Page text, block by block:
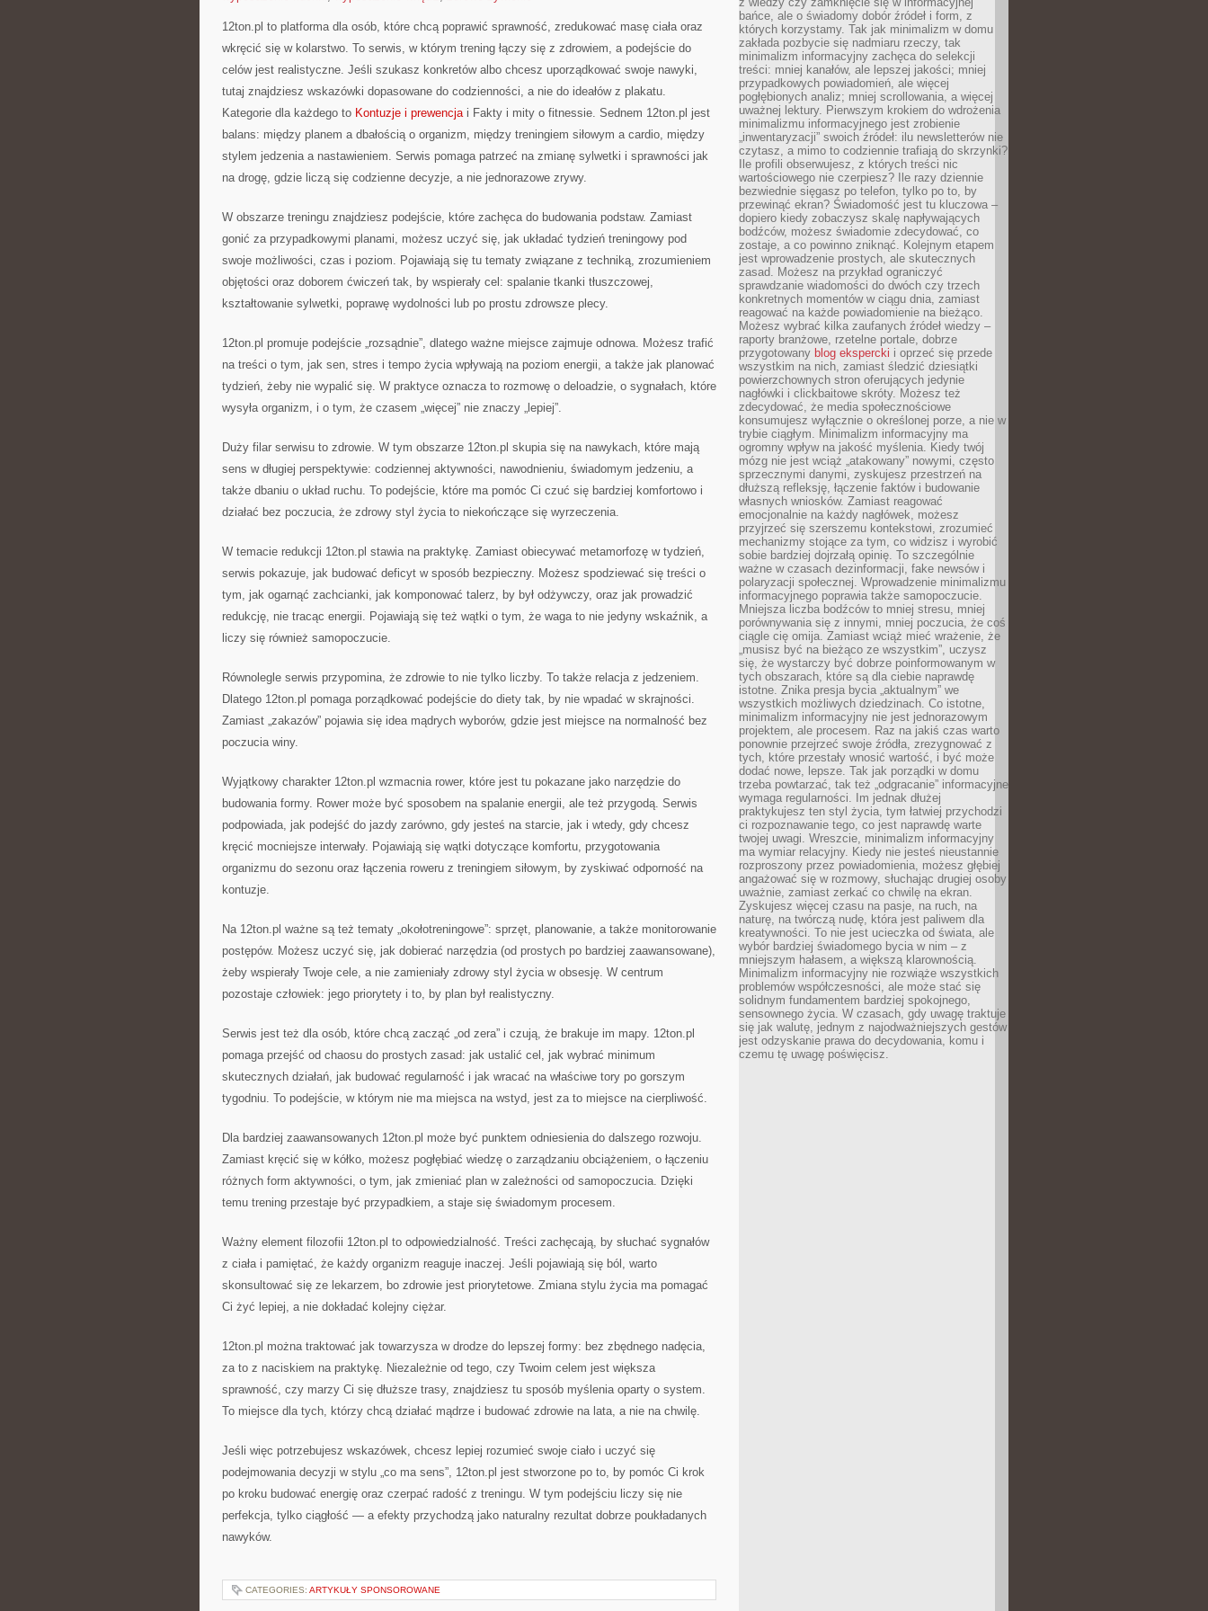
12ton.pl to platforma dla osób, które chcą poprawić sprawność, zredukować masę ciała oraz
wkręcić się w kolarstwo. To serwis, w którym trening łączy się z zdrowiem, a podejście do
celów jest realistyczne. Jeśli szukasz konkretów albo chcesz uporządkować swoje nawyki,
tutaj znajdziesz wskazówki dopasowane do codzienności, a nie do ideałów z plakatu.
Kategorie dla każdego to Kontuzje i prewencjai Fakty i mity o fitnessie. Sednem 12ton.pl jest
balans: między planem a dbałością o organizm, między treningiem siłowym a cardio, między
stylem jedzenia a nastawieniem. Serwis pomaga patrzeć na zmianę sylwetki i sprawności jak
na drogę, gdzie liczą się codzienne decyzje, a nie jednorazowe zrywy.
W obszarze treningu znajdziesz podejście, które zachęca do budowania podstaw. Zamiast
gonić za przypadkowymi planami, możesz uczyć się, jak układać tydzień treningowy pod
swoje możliwości, czas i poziom. Pojawiają się tu tematy związane z techniką, zrozumieniem
objętości oraz doborem ćwiczeń tak, by wspierały cel: spalanie tkanki tłuszczowej,
kształtowanie sylwetki, poprawę wydolności lub po prostu zdrowsze plecy.
12ton.pl promuje podejście „rozsądnie”, dlatego ważne miejsce zajmuje odnowa. Możesz trafić
na treści o tym, jak sen, stres i tempo życia wpływają na poziom energii, a także jak planować
tydzień, żeby nie wypalić się. W praktyce oznacza to rozmowę o deloadzie, o sygnałach, które
wysyła organizm, i o tym, że czasem „więcej” nie znaczy „lepiej”.
Duży filar serwisu to zdrowie. W tym obszarze 12ton.pl skupia się na nawykach, które mają
sens w długiej perspektywie: codziennej aktywności, nawodnieniu, świadomym jedzeniu, a
także dbaniu o układ ruchu. To podejście, które ma pomóc Ci czuć się bardziej komfortowo i
działać bez poczucia, że zdrowy styl życia to niekończące się wyrzeczenia.
W temacie redukcji 12ton.pl stawia na praktykę. Zamiast obiecywać metamorfozę w tydzień,
serwis pokazuje, jak budować deficyt w sposób bezpieczny. Możesz spodziewać się treści o
tym, jak ogarnąć zachcianki, jak komponować talerz, by był odżywczy, oraz jak prowadzić
redukcję, nie tracąc energii. Pojawiają się też wątki o tym, że waga to nie jedyny wskaźnik, a
liczy się również samopoczucie.
Równolegle serwis przypomina, że zdrowie to nie tylko liczby. To także relacja z jedzeniem.
Dlatego 12ton.pl pomaga porządkować podejście do diety tak, by nie wpadać w skrajności.
Zamiast „zakazów” pojawia się idea mądrych wyborów, gdzie jest miejsce na normalność bez
poczucia winy.
Wyjątkowy charakter 12ton.pl wzmacnia rower, które jest tu pokazane jako narzędzie do
budowania formy. Rower może być sposobem na spalanie energii, ale też przygodą. Serwis
podpowiada, jak podejść do jazdy zarówno, gdy jesteś na starcie, jak i wtedy, gdy chcesz
kręcić mocniejsze interwały. Pojawiają się wątki dotyczące komfortu, przygotowania
organizmu do sezonu oraz łączenia roweru z treningiem siłowym, by zyskiwać odporność na
kontuzje.
Na 12ton.pl ważne są też tematy „okołotreningowe”: sprzęt, planowanie, a także monitorowanie
postępów. Możesz uczyć się, jak dobierać narzędzia (od prostych po bardziej zaawansowane),
żeby wspierały Twoje cele, a nie zamieniały zdrowy styl życia w obsesję. W centrum
pozostaje człowiek: jego priorytety i to, by plan był realistyczny.
Serwis jest też dla osób, które chcą zacząć „od zera” i czują, że brakuje im mapy. 12ton.pl
pomaga przejść od chaosu do prostych zasad: jak ustalić cel, jak wybrać minimum
skutecznych działań, jak budować regularność i jak wracać na właściwe tory po gorszym
tygodniu. To podejście, w którym nie ma miejsca na wstyd, jest za to miejsce na cierpliwość.
Dla bardziej zaawansowanych 12ton.pl może być punktem odniesienia do dalszego rozwoju.
Zamiast kręcić się w kółko, możesz pogłębiać wiedzę o zarządzaniu obciążeniem, o łączeniu
różnych form aktywności, o tym, jak zmieniać plan w zależności od samopoczucia. Dzięki
temu trening przestaje być przypadkiem, a staje się świadomym procesem.
Ważny element filozofii 12ton.pl to odpowiedzialność. Treści zachęcają, by słuchać sygnałów
z ciała i pamiętać, że każdy organizm reaguje inaczej. Jeśli pojawiają się ból, warto
skonsultować się ze lekarzem, bo zdrowie jest priorytetowe. Zmiana stylu życia ma pomagać
Ci żyć lepiej, a nie dokładać kolejny ciężar.
12ton.pl można traktować jak towarzysza w drodze do lepszej formy: bez zbędnego nadęcia,
za to z naciskiem na praktykę. Niezależnie od tego, czy Twoim celem jest większa
sprawność, czy marzy Ci się dłuższe trasy, znajdziesz tu sposób myślenia oparty o system.
To miejsce dla tych, którzy chcą działać mądrze i budować zdrowie na lata, a nie na chwilę.
Jeśli więc potrzebujesz wskazówek, chcesz lepiej rozumieć swoje ciało i uczyć się
podejmowania decyzji w stylu „co ma sens”, 12ton.pl jest stworzone po to, by pomóc Ci krok
po kroku budować energię oraz czerpać radość z treningu. W tym podejściu liczy się nie
perfekcja, tylko ciągłość — a efekty przychodzą jako naturalny rezultat dobrze poukładanych
nawyków.
CATEGORIES: ARTYKUŁY SPONSOROWANE
bańce, ale o świadomy dobór źródeł i form, z
których korzystamy. Tak jak minimalizm w domu
zakłada pozbycie się nadmiaru rzeczy, tak
minimalizm informacyjny zachęca do selekcji
treści: mniej kanałów, ale lepszej jakości; mniej
przypadkowych powiadomień, ale więcej
pogłębionych analiz; mniej scrollowania, a więcej
uważnej lektury. Pierwszym krokiem do wdrożenia
minimalizmu informacyjnego jest zrobienie
„inwentaryzacji” swoich źródeł: ilu newsletterów nie
czytasz, a mimo to codziennie trafiają do skrzynki?
Ile profili obserwujesz, z których treści nic
wartościowego nie czerpiesz? Ile razy dziennie
bezwiednie sięgasz po telefon, tylko po to, by
przewinąć ekran? Świadomość jest tu kluczowa –
dopiero kiedy zobaczysz skalę napływających
bodźców, możesz świadomie zdecydować, co
zostaje, a co powinno zniknąć. Kolejnym etapem
jest wprowadzenie prostych, ale skutecznych
zasad. Możesz na przykład ograniczyć
sprawdzanie wiadomości do dwóch czy trzech
konkretnych momentów w ciągu dnia, zamiast
reagować na każde powiadomienie na bieżąco.
Możesz wybrać kilka zaufanych źródeł wiedzy –
raporty branżowe, rzetelne portale, dobrze
przygotowany blog ekspercki i oprzeć się przede
wszystkim na nich, zamiast śledzić dziesiątki
powierzchownych stron oferujących jedynie
nagłówki i clickbaitowe skróty. Możesz też
zdecydować, że media społecznościowe
konsumujesz wyłącznie o określonej porze, a nie w
trybie ciągłym. Minimalizm informacyjny ma
ogromny wpływ na jakość myślenia. Kiedy twój
mózg nie jest wciąż „atakowany” nowymi, często
sprzecznymi danymi, zyskujesz przestrzeń na
dłuższą refleksję, łączenie faktów i budowanie
własnych wniosków. Zamiast reagować
emocjonalnie na każdy nagłówek, możesz
przyjrzeć się szerszemu kontekstowi, zrozumieć
mechanizmy stojące za tym, co widzisz i wyrobić
sobie bardziej dojrzałą opinię. To szczególnie
ważne w czasach dezinformacji, fake newsów i
polaryzacji społecznej. Wprowadzenie minimalizmu
informacyjnego poprawia także samopoczucie.
Mniejsza liczba bodźców to mniej stresu, mniej
porównywania się z innymi, mniej poczucia, że coś
ciągle cię omija. Zamiast wciąż mieć wrażenie, że
„musisz być na bieżąco ze wszystkim”, uczysz
się, że wystarczy być dobrze poinformowanym w
tych obszarach, które są dla ciebie naprawdę
istotne. Znika presja bycia „aktualnym” we
wszystkich możliwych dziedzinach. Co istotne,
minimalizm informacyjny nie jest jednorazowym
projektem, ale procesem. Raz na jakiś czas warto
ponownie przejrzeć swoje źródła, zrezygnować z
tych, które przestały wnosić wartość, i być może
dodać nowe, lepsze. Tak jak porządki w domu
trzeba powtarzać, tak też „odgracanie” informacyjne
wymaga regularności. Im jednak dłużej
praktykujesz ten styl życia, tym łatwiej przychodzi
ci rozpoznawanie tego, co jest naprawdę warte
twojej uwagi. Wreszcie, minimalizm informacyjny
ma wymiar relacyjny. Kiedy nie jesteś nieustannie
rozproszony przez powiadomienia, możesz głębiej
angażować się w rozmowy, słuchając drugiej osoby
uważnie, zamiast zerkać co chwilę na ekran.
Zyskujesz więcej czasu na pasje, na ruch, na
naturę, na twórczą nudę, która jest paliwem dla
kreatywności. To nie jest ucieczka od świata, ale
wybór bardziej świadomego bycia w nim – z
mniejszym hałasem, a większą klarownością.
Minimalizm informacyjny nie rozwiąże wszystkich
problemów współczesności, ale może stać się
solidnym fundamentem bardziej spokojnego,
sensownego życia. W czasach, gdy uwagę traktuje
się jak walutę, jednym z najodważniejszych gestów
jest odzyskanie prawa do decydowania, komu i
czemu tę uwagę poświęcisz.